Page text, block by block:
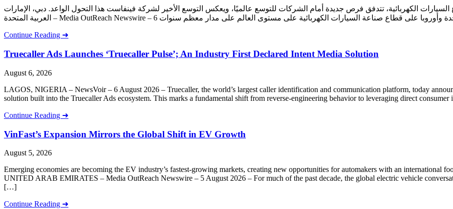
الكهربائية، تتدفق فرص جديدة أمام الشركات للتوسع عالميًا، ويعكس التوسع الأخير لشركة فينفاست هذا التحول الواعد. دبي، الإمارات
Continue Reading ➜
Truecaller Ads Launches ‘Truecaller Pulse’; An Industry First Declared Intent Media Solution
August 6, 2026
LAGOS, NIGERIA – NewsVoir – 6 August 2026 – Truecaller, the world’s largest caller identification and communication platform, today
solution built into the Truecaller Ads ecosystem. This marks a fundamental shift from reverse-engineering behavior to leveraging direct
Continue Reading ➜
VinFast’s Expansion Mirrors the Global Shift in EV Growth
August 5, 2026
Emerging economies are becoming the EV industry’s fastest-growing markets, creating new opportunities for automakers with an international
UNITED ARAB EMIRATES – Media OutReach Newswire – 5 August 2026 – For much of the past decade, the global electric vehicle
[…]
Continue Reading ➜